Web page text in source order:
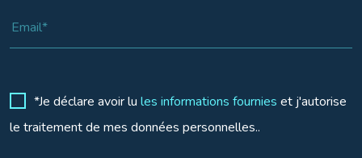
*Je déclare avoir lu les informations fournies et j'autorise
le traitement de mes données personnelles..